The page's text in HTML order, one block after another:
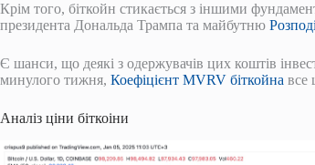
Крім того, біткойн стикається з іншими
президента Дональда Трампа та майбутню
Є шанси, що деякі з одержувачів цих коштів
минулого тижня, Коефіцієнт MVRV біткойна все
Аналіз ціни біткоіни